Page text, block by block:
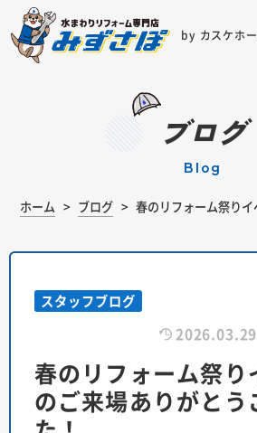
by カスケホ
ブログ
blog
ホーム ブログ 春のリフォーム祭り
スタッフブログ
2026.03.29
春のリフォーム祭り
のご来場ありがとう